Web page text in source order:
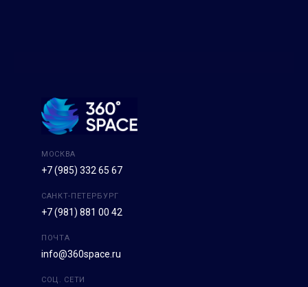
МОСКВА
+7 (985) 332 65 67
САНКТ-ПЕТЕРБУРГ
+7 (981) 881 00 42
ПОЧТА
info@360space.ru
СОЦ. СЕТИ